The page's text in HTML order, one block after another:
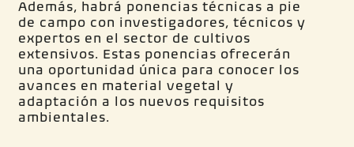
Además, habrá ponencias técnicas a pie
de campo con investigadores, técnicos y
expertos en el sector de cultivos
extensivos. Estas ponencias ofrecerán
una oportunidad única para conocer los
avances en material vegetal y
adaptación a los nuevos requisitos
ambientales.